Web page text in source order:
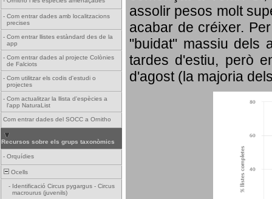
- Com entrar dades amb localitzacions
precises
- Com entrar llistes estàndard des de la
app
- Com entrar dades al projecte Colònies
de Falciots
- Com utilitzar els codis d'estudi o
projectes
- Com actualitzar la llista d'espècies a
l'app NaturaList
Com entrar dades del SOCC a Ornitho
Recursos sobre els grups taxonòmics
- Orquídies
Ocells
- Identificació Circus pygargus - Circus
macrourus (juvenils)
assolir pesos molt
acabar de créixer.
"buidat" massiu dels
tardes d'estiu, però
d'agost (la majoria